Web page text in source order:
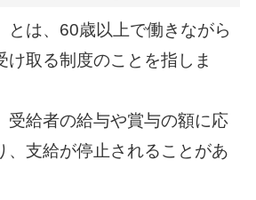
とは、60歳以上で働きながら
け取る制度のことを指しま
受給者の給与や賞与の額に応
、支給が停止されることがあ